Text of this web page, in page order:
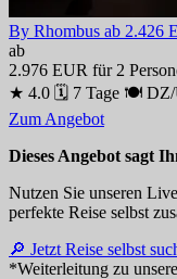
By Rhombus ab 2.426
ab
2.976 EUR für 2
★ 4.0 🗓 7 Tage 🍽 DZ/
Zum Angebot
Dieses Angebot sagt
Nutzen Sie unseren
perfekte Reise selbst
🔎 Jetzt Reise selbst
*Weiterleitung zu